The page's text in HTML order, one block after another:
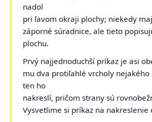
nadol
pri ľavom okraji plochy; niekedy
záporné súradnice, ale tieto
plochu.
Prvý najjednoduchší príkaz je asi
mu dva protiľahlé vrcholy nejakého
ten ho
nakreslí, pričom strany sú
Vysvetlime si príkaz na nakreslenie